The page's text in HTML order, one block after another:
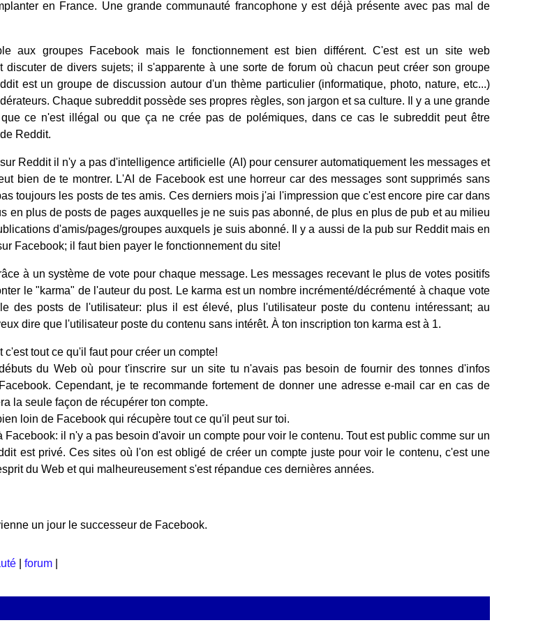
en France. Une grande communauté francophone y est déjà présente avec pas mal de
aux groupes Facebook mais le fonctionnement est bien différent. C'est est un site web
discuter de divers sujets; il s'apparente à une sorte de forum où chacun peut créer son groupe
est un groupe de discussion autour d'un thème particulier (informatique, photo, nature, etc...)
Chaque subreddit possède ses propres règles, son jargon et sa culture. Il y a une grande
ce n'est illégal ou que ça ne crée pas de polémiques, dans ce cas le subreddit peut être
Reddit.
Reddit il n'y a pas d'intelligence artificielle (AI) pour censurer automatiquement les messages et
bien de te montrer. L'AI de Facebook est une horreur car des messages sont supprimés sans
toujours les posts de tes amis. Ces derniers mois j'ai l'impression que c'est encore pire car dans
en plus de posts de pages auxquelles je ne suis pas abonné, de plus en plus de pub et au milieu
d'amis/pages/groupes auxquels je suis abonné. Il y a aussi de la pub sur Reddit mais en
Facebook; il faut bien payer le fonctionnement du site!
à un système de vote pour chaque message. Les messages recevant le plus de votes positifs
le "karma" de l'auteur du post. Le karma est un nombre incrémenté/décrémenté à chaque vote
des posts de l'utilisateur: plus il est élevé, plus l'utilisateur poste du contenu intéressant; au
dire que l'utilisateur poste du contenu sans intérêt. À ton inscription ton karma est à 1.
tout ce qu'il faut pour créer un compte!
du Web où pour t'inscrire sur un site tu n'avais pas besoin de fournir des tonnes d'infos
Cependant, je te recommande fortement de donner une adresse e-mail car en cas de
la seule façon de récupérer ton compte.
loin de Facebook qui récupère tout ce qu'il peut sur toi.
Facebook: il n'y a pas besoin d'avoir un compte pour voir le contenu. Tout est public comme sur un
est privé. Ces sites où l'on est obligé de créer un compte juste pour voir le contenu, c'est une
du Web et qui malheureusement s'est répandue ces dernières années.
un jour le successeur de Facebook.
forum